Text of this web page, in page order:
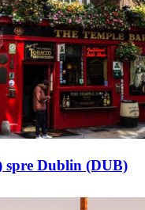
spre Dublin (DUB)